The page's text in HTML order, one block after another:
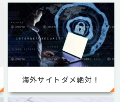
海外サイトダメ絶対！